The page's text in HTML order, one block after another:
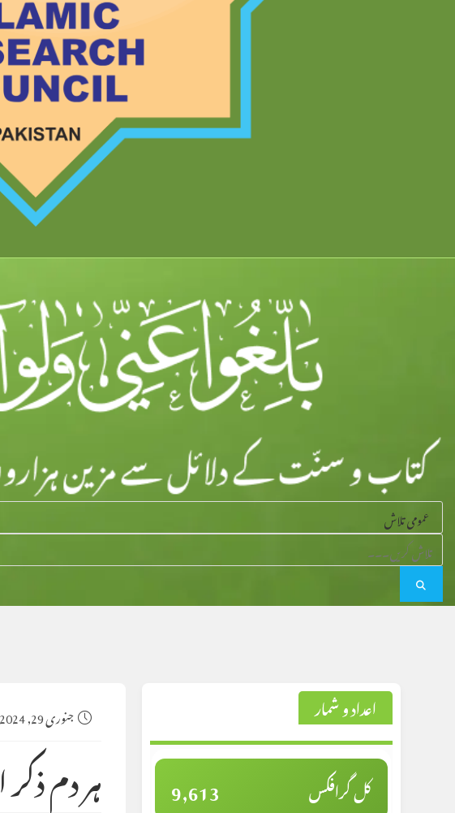
Post
published:
جنوری 29, 2024
ہر دم
اعداد و شمار
کل گرافکس 9,613